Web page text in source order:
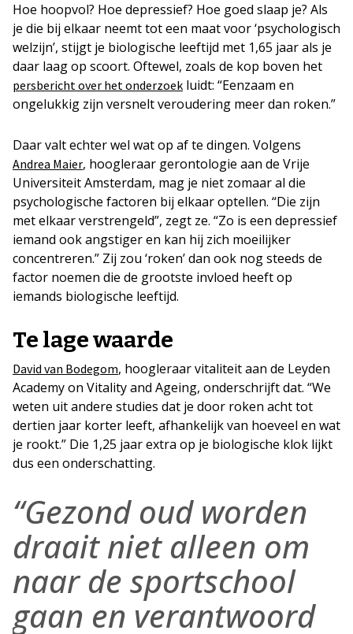
Hoe hoopvol? Hoe depressief? Hoe goed slaap je? Als
je die bij elkaar neemt tot een maat voor ‘psychologisch
welzijn’, stijgt je biologische leeftijd met 1,65 jaar als je
daar laag op scoort. Oftewel, zoals de kop boven het
persbericht over het onderzoek luidt: “Eenzaam en
ongelukkig zijn versnelt veroudering meer dan roken.”
Daar valt echter wel wat op af te dingen. Volgens
Andrea Maier, hoogleraar gerontologie aan de Vrije
Universiteit Amsterdam, mag je niet zomaar al die
psychologische factoren bij elkaar optellen. “Die zijn
met elkaar verstrengeld”, zegt ze. “Zo is een depressief
iemand ook angstiger en kan hij zich moeilijker
concentreren.” Zij zou ‘roken’ dan ook nog steeds de
factor noemen die de grootste invloed heeft op
iemands biologische leeftijd.
Te lage waarde
David van Bodegom, hoogleraar vitaliteit aan de Leyden
Academy on Vitality and Ageing, onderschrijft dat. “We
weten uit andere studies dat je door roken acht tot
dertien jaar korter leeft, afhankelijk van hoeveel en wat
je rookt.” Die 1,25 jaar extra op je biologische klok lijkt
dus een onderschatting.
“Gezond oud worden
draait niet alleen om
naar de sportschool
gaan en verantwoord